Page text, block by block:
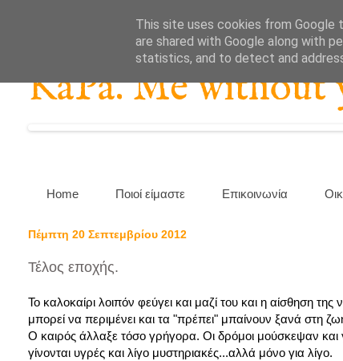
KaPa. Me without
Home Ποιοί είμαστε Επικοινωνία
Πέμπτη 20 Σεπτεμβρίου 2012
Τέλος εποχής.
Το καλοκαίρι λοιπόν φεύγει και μαζί του και η αίσθηση
μπορεί να περιμένει και τα "πρέπει" μπαίνουν ξανά στη
Ο καιρός άλλαξε τόσο γρήγορα. Οι δρόμοι μούσκεψαν και
γίνονται υγρές και λίγο μυστηριακές...αλλά μόνο για λίγο.
This site uses cookies from Google
are shared with Google along with
statistics, and to detect and